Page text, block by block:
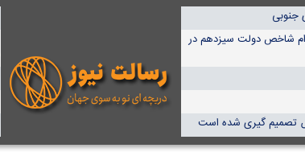
جنوبی
۲.۵ میلیارد دلار در ایران خرج کردند/ ۷ اقدام شاخص دولت سیزدهم در
تصمیم گیری شده است